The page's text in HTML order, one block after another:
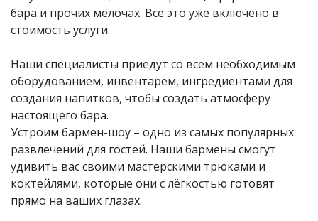
бара и прочих мелочах. Все это уже включено в
стоимость услуги.
Наши специалисты приедут со всем необходимым
оборудованием, инвентарём, ингредиентами для
создания напитков, чтобы создать атмосферу
настоящего бара.
Устроим бармен-шоу – одно из самых популярных
развлечений для гостей. Наши бармены смогут
удивить вас своими мастерскими трюками и
коктейлями, которые они с лёгкостью готовят
прямо на ваших глазах.